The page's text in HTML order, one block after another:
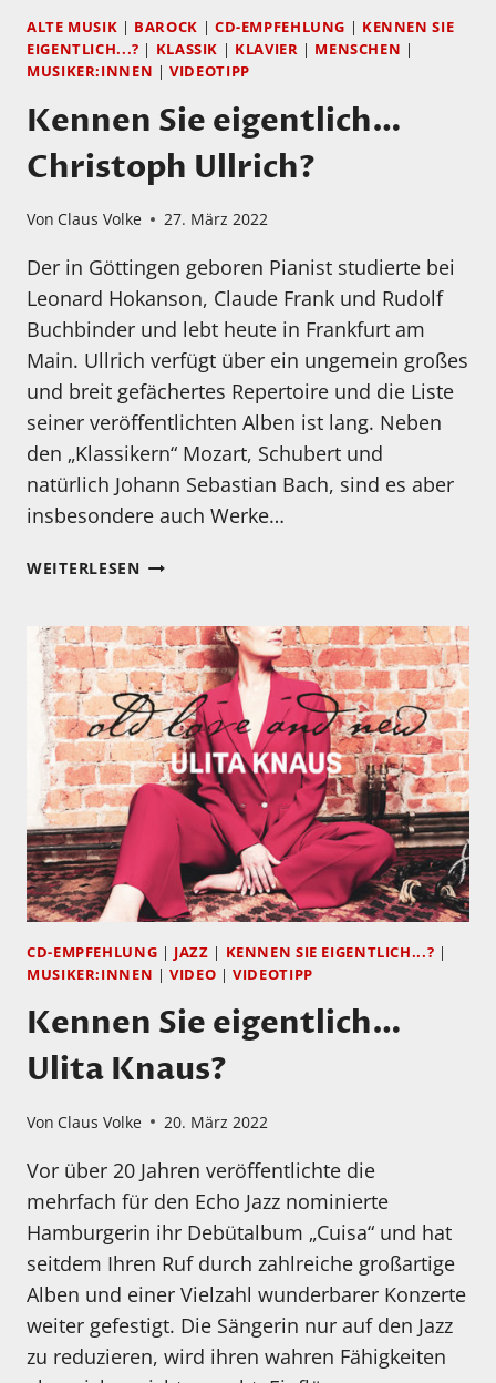
ALTE MUSIK | BAROCK | CD-EMPFEHLUNG | KENNEN SIE
EIGENTLICH...? | KLASSIK | KLAVIER | MENSCHEN |
MUSIKER:INNEN |VIDEOTIPP
Kennen Sie eigentlich…
Christoph Ullrich?
Von Claus Volke 27. März 2022
Der in Göttingen geboren Pianist studierte bei
Leonard Hokanson, Claude Frank und Rudolf
Buchbinder und lebt heute in Frankfurt am
Main. Ullrich verfügt über ein ungemein großes
und breit gefächertes Repertoire und die Liste
seiner veröffentlichten Alben ist lang. Neben
den „Klassikern“ Mozart, Schubert und
natürlich Johann Sebastian Bach, sind es aber
insbesondere auch Werke…
WEITERLESENKENNEN
CHRISTOPH
ULLRICH?
CD-EMPFEHLUNG | JAZZ | KENNEN SIE EIGENTLICH...? |
MUSIKER:INNEN |VIDEO |VIDEOTIPP
Kennen Sie eigentlich…
Ulita Knaus?
Von Claus Volke 20. März 2022
Vor über 20 Jahren veröffentlichte die
mehrfach für den Echo Jazz nominierte
Hamburgerin ihr Debütalbum „Cuisa“ und hat
seitdem Ihren Ruf durch zahlreiche großartige
Alben und einer Vielzahl wunderbarer Konzerte
weiter gefestigt. Die Sängerin nur auf den Jazz
zu reduzieren, wird ihren wahren Fähigkeiten